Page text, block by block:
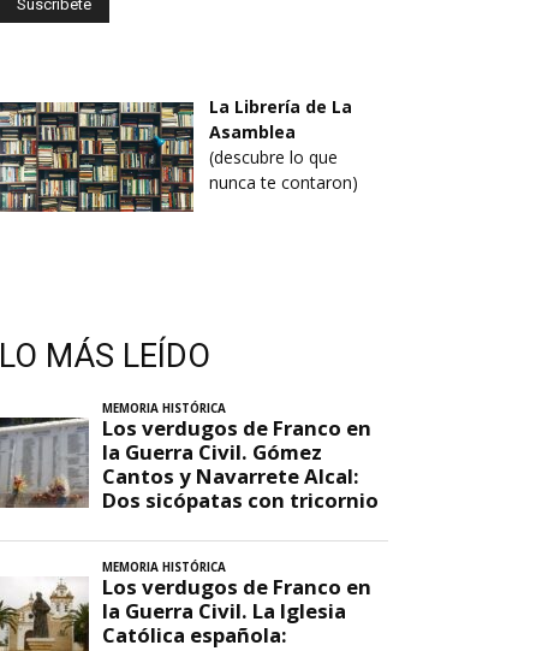
La Librería de La
Asamblea
(descubre lo que
nunca te contaron)
LO MÁS LEÍDO